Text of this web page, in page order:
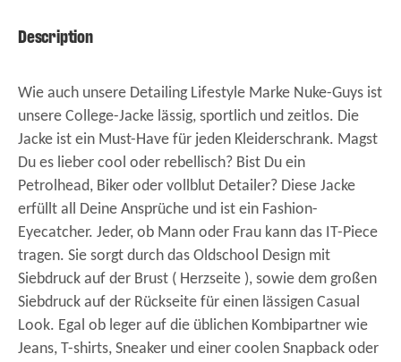
Description
Wie auch unsere Detailing Lifestyle Marke Nuke-Guys ist
unsere College-Jacke lässig, sportlich und zeitlos. Die
Jacke ist ein Must-Have für jeden Kleiderschrank. Magst
Du es lieber cool oder rebellisch? Bist Du ein
Petrolhead, Biker oder vollblut Detailer? Diese Jacke
erfüllt all Deine Ansprüche und ist ein Fashion-
Eyecatcher. Jeder, ob Mann oder Frau kann das IT-Piece
tragen. Sie sorgt durch das Oldschool Design mit
Siebdruck auf der Brust ( Herzseite ), sowie dem großen
Siebdruck auf der Rückseite für einen lässigen Casual
Look. Egal ob leger auf die üblichen Kombipartner wie
Jeans, T-shirts, Sneaker und einer coolen Snapback oder